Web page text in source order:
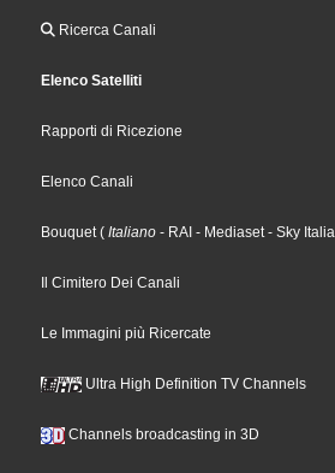
Ricerca Canali
Elenco Satelliti
Rapporti di Ricezione
Elenco Canali
Bouquet ( Italiano - RAI - Mediaset - Sky Italia
Il Cimitero Dei Canali
Le Immagini più Ricercate
Ultra High Definition TV Channels
Channels broadcasting in 3D